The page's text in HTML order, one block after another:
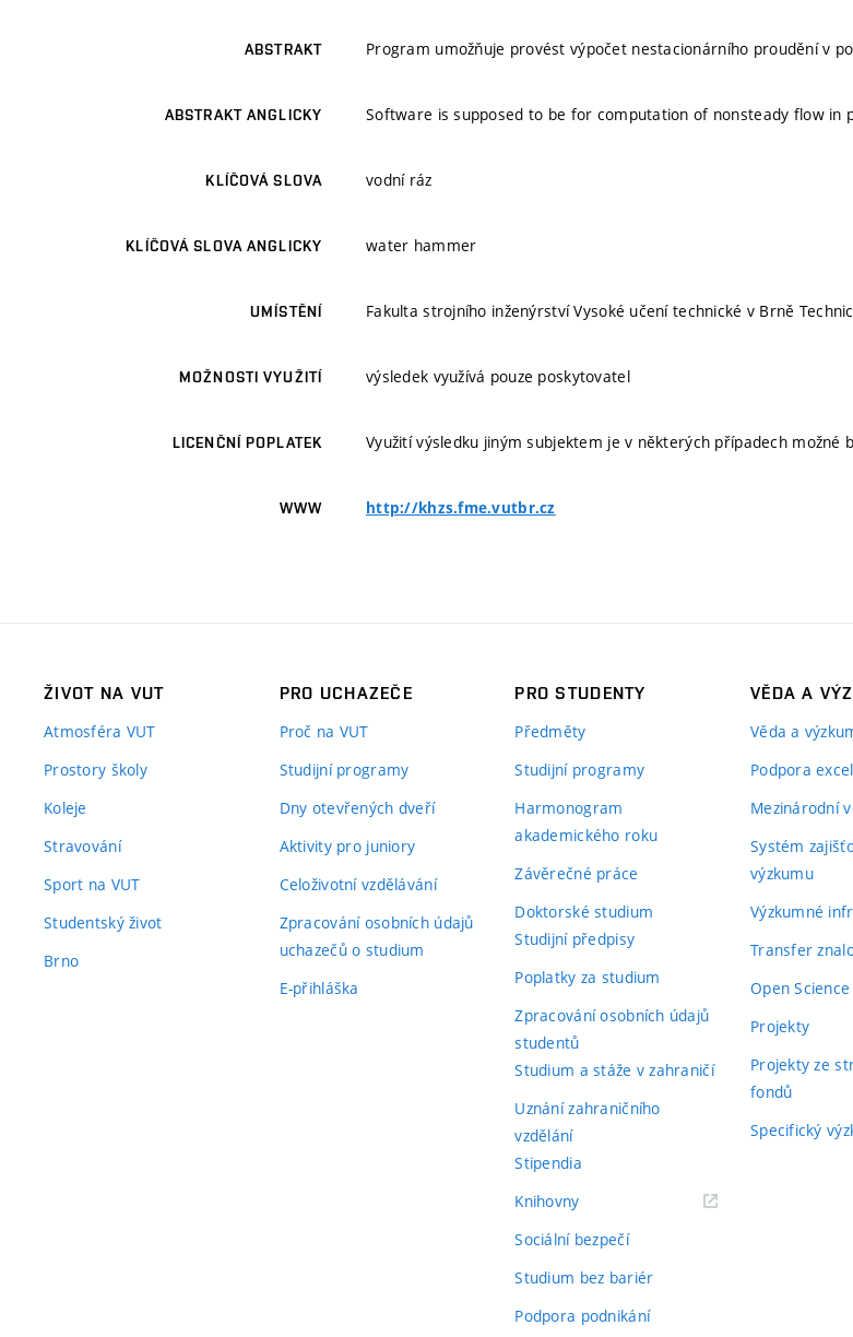
ABSTRAKT Program umožňuje provést výpočet nestacionárního proudění v
ABSTRAKT ANGLICKY Software is supposed to be for computation of nonsteady flow in
KLÍČOVÁ SLOVA vodní ráz
KLÍČOVÁ SLOVA ANGLICKY water hammer
UMÍSTĚNÍ Fakulta strojního inženýrství Vysoké učení technické v Brně
MOŽNOSTI VYUŽITÍ výsledek využívá pouze poskytovatel
LICENČNÍ POPLATEK Využití výsledku jiným subjektem je v některých případech možné
WWW http://khzs.fme.vutbr.cz
ŽIVOT NA VUT
Atmosféra VUT
Prostory školy
Koleje
Stravování
Sport na VUT
Studentský život
Brno
PRO UCHAZEČE
Proč na VUT
Studijní programy
Dny otevřených dveří
Aktivity pro juniory
Celoživotní vzdělávání
Zpracování osobních údajů
uchazečů o studium
E-přihláška
PRO STUDENTY
Předměty
Studijní programy
Harmonogram
akademického roku
Závěrečné práce
Doktorské studium
Studijní předpisy
Poplatky za studium
Zpracování osobních údajů
studentů
Studium a stáže v zahraničí
Uznání zahraničního
vzdělání
Stipendia
Knihovny(externí
Sociální bezpečí
Studium bez bariér
Podpora podnikání
VĚDA A
Věda a
Podpora
Mezinárodní
Systém
výzkumu
Výzkumné
Transfer
Open Science
Projekty
Projekty ze
fondů
Specifický